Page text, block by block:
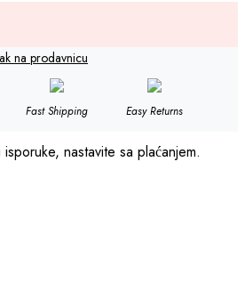
na prodavnicu
Fast Shipping Easy Returns
nastavite sa plaćanjem.